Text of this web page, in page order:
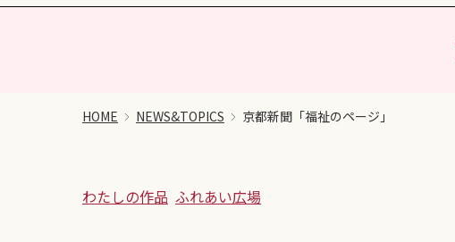
HOME NEWS&TOPICS 京都新聞「福祉のページ」
わたしの作品 ふれあい広場